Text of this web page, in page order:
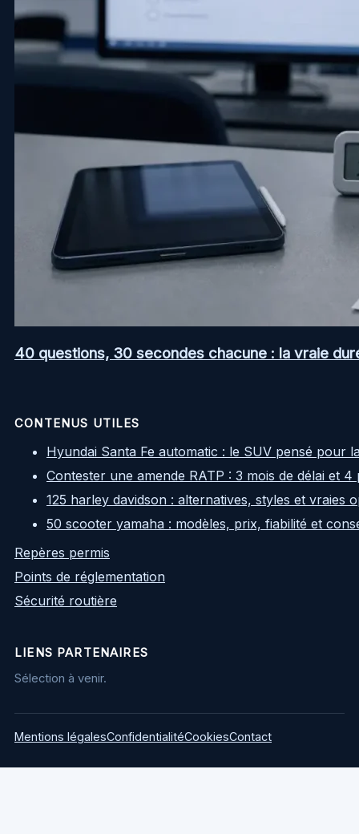
40 questions, 30 secondes chacune : la vraie
CONTENUS UTILES
Hyundai Santa Fe automatic : le SUV pensé pour
Contester une amende RATP : 3 mois de délai et
125 harley davidson : alternatives, styles et vraies
50 scooter yamaha : modèles, prix, fiabilité et
Repères permis
Points de réglementation
Sécurité routière
LIENS PARTENAIRES
Sélection à venir.
Mentions légalesConfidentialitéCookiesContact